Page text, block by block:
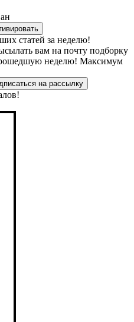
статей за неделю!
вам на почту подборку
неделю! Максимум
на рассылку